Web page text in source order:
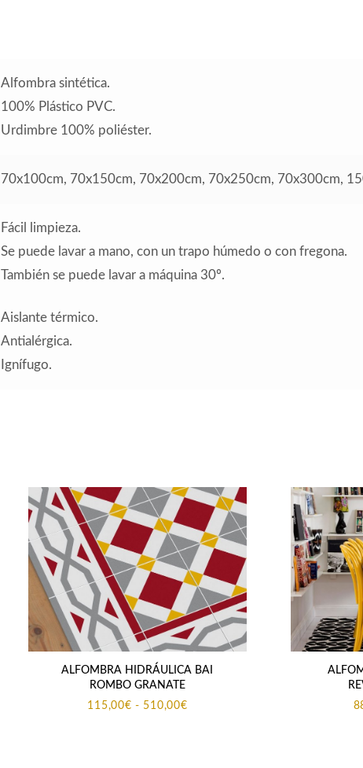
Alfombra sintética.
100% Plástico PVC.
Urdimbre 100% poliéster.
70x100cm, 70x150cm, 70x200cm, 70x250cm, 70x300cm,
Fácil limpieza.
Se puede lavar a mano, con un trapo húmedo o con fregona.
También se puede lavar a máquina 30º.
Aislante térmico.
Antialérgica.
Ignífugo.
ALFOMBRA HIDRÁULICA BAI
ROMBO GRANATE
115,00€ - 510,00€Rango